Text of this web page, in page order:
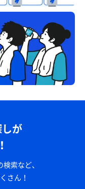
が
索など、
さん！